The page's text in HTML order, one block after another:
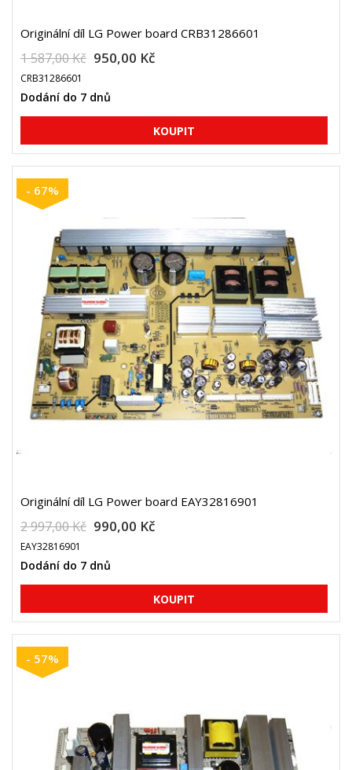
Originální díl LG Power board CRB31286601
1 587,00 Kč 950,00 Kč
CRB31286601
Dodání do 7 dnů
- 67%
Originální díl LG Power board EAY32816901
2 997,00 Kč 990,00 Kč
EAY32816901
Dodání do 7 dnů
- 57%